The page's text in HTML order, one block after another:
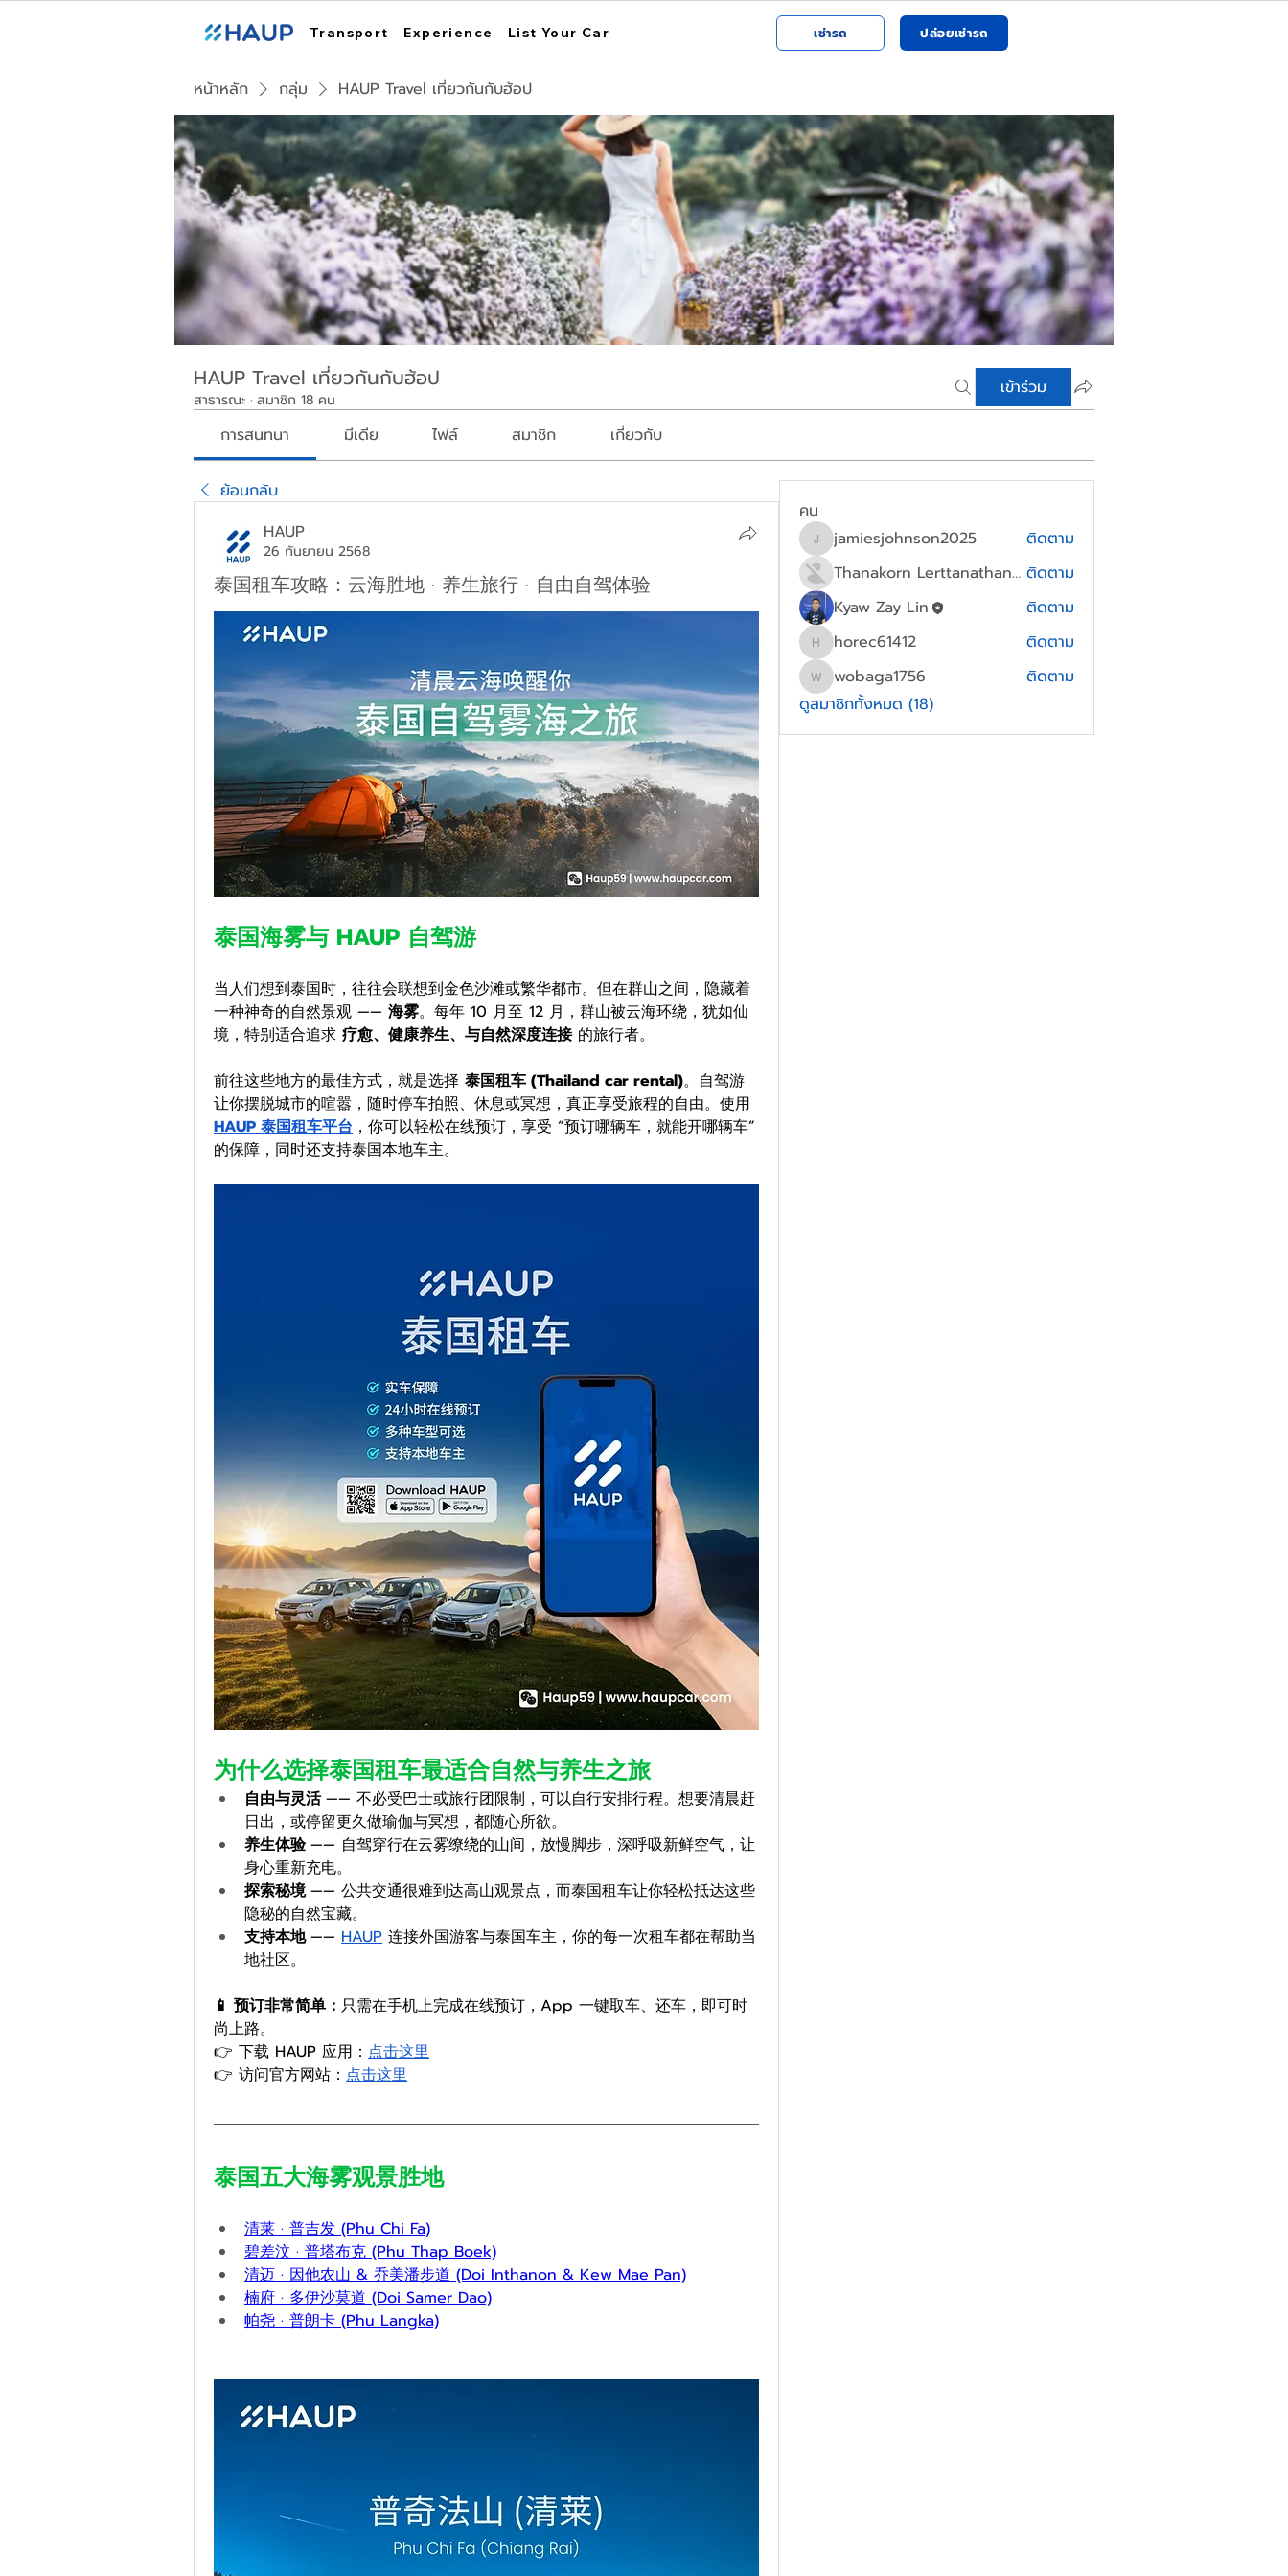
Transport Experience List Your Car เช่ารถ ปล่อยเช่ารถ
หน้าหลัก กลุ่ม HAUP Travel เที่ยวกันกับฮ้อป
HAUP Travel เที่ยวกันกับฮ้อป
สาธารณะ · สมาชิก 18 คน
เข้าร่วม
การสนทนา มีเดีย ไฟล์ สมาชิก เกี่ยวกับ
ย้อนกลับ
HAUP
26 กันยายน 2568
泰国租车攻略：云海胜地 · 养生旅行 · 自由自驾体验
泰国海雾与 HAUP 自驾游
当人们想到泰国时，往往会联想到金色沙滩或繁华都市。但在群山之间，隐藏着
一种神奇的自然景观 —— 海雾。每年 10 月至 12 月，群山被云海环绕，犹如仙
境，特别适合追求 疗愈、健康养生、与自然深度连接 的旅行者。
前往这些地方的最佳方式，就是选择 泰国租车 (Thailand car rental)。自驾游
HAUP 泰国租车平台 ，你可以轻松在线预订，享受 “预订哪辆车，就能开哪辆车”
的保障，同时还支持泰国本地车主。
为什么选择泰国租车最适合自然与养生之旅
自由与灵活 —— 不必受巴士或旅行团限制，可以自行安排行程。想要清晨赶
日出，或停留更久做瑜伽与冥想，都随心所欲。
养生体验 —— 自驾穿行在云雾缭绕的山间，放慢脚步，深呼吸新鲜空气，让
身心重新充电。
探索秘境 —— 公共交通很难到达高山观景点，而泰国租车让你轻松抵达这些
隐秘的自然宝藏。
支持本地 —— HAUP 连接外国游客与泰国车主，你的每一次租车都在帮助当
地社区。
📱 预订非常简单： 只需在手机上完成在线预订，App 一键取车、还车，即可时
尚上路。
👉 下载 HAUP 应用： 点击这里
👉 访问官方网站： 点击这里
泰国五大海雾观景胜地
清莱 · 普吉发 (Phu Chi Fa)
碧差汶 · 普塔布克 (Phu Thap Boek)
清迈 · 因他农山 & 乔美潘步道 (Doi Inthanon & Kew Mae Pan)
楠府 · 多伊沙莫道 (Doi Samer Dao)
帕尧 · 普朗卡 (Phu Langka)
คน
jamiesjohnson2025
jamiesjohnson2025
ติดตาม
Thanakorn Lerttanathanee ติดตาม
Kyaw Zay Lin
ติดตาม
horec61412
horec61412 ติดตาม
wobaga1756
wobaga1756
ติดตาม
ดูสมาชิกทั้งหมด (18)